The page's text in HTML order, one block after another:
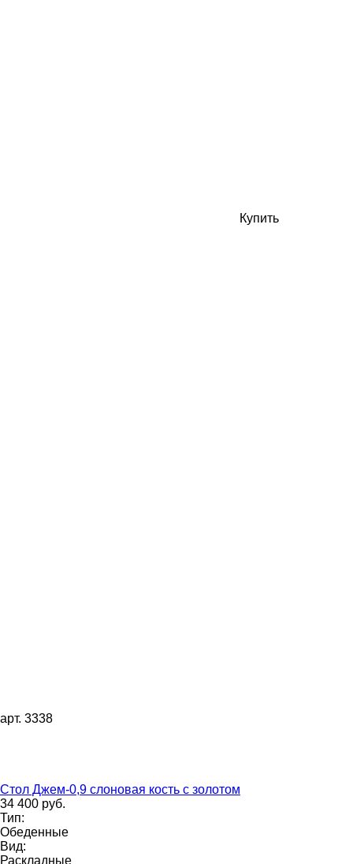
Купить
арт. 3338
Стол Джем-0,9 слоновая кость с золотом
34 400 руб.
Тип:
Обеденные
Вид:
Раскладные